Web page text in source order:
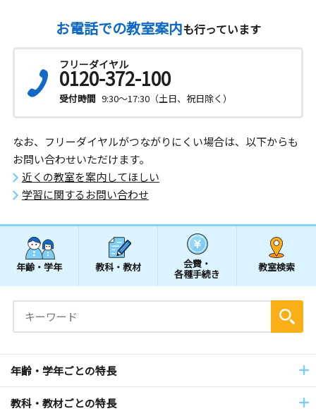
お電話での教室案内も行っています
フリーダイヤル
0120-372-100
受付時間 9:30～17:30（土日、祝日除く）
なお、フリーダイヤルがつながりにくい場合は、以下からも
お問い合わせいただけます。
近くの教室を案内してほしい
学習に関するお問い合わせ
年齢・学年 教科・教材 会費・
各種手続き
教室検索
年齢・学年ごとの特長
教科・教材ごとの特長